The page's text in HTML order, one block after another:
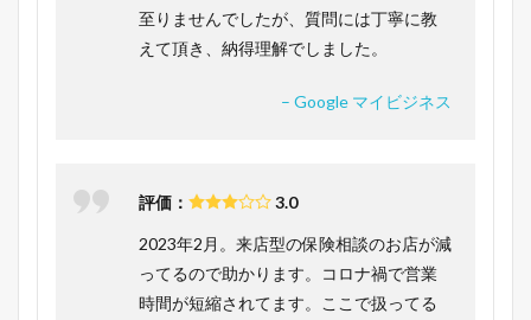
至りませんでしたが、質問には丁寧に教
えて頂き、納得理解でしました。
– Google マイビジネス
評価： 3.0
2023年2月。来店型の保険相談のお店が減
ってるので助かります。コロナ禍で営業
時間が短縮されてます。ここで扱ってる